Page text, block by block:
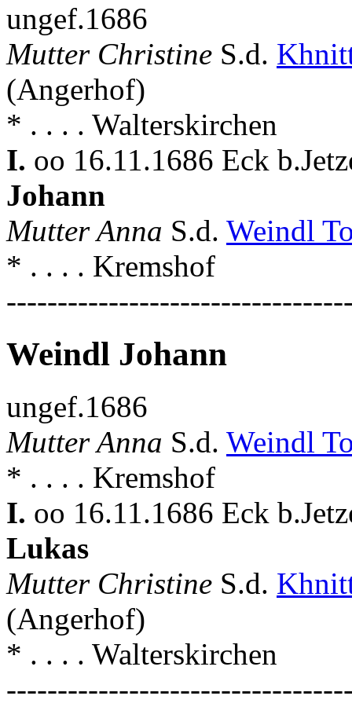
ungef.1686
Mutter Christine S.d.
(Angerhof)
* . . . . Walterskirchen
I. oo 16.11.1686 Eck
Johann
Mutter Anna S.d. Weindl
* . . . . Kremshof
Weindl Johann
ungef.1686
Mutter Anna S.d. Weindl
* . . . . Kremshof
I. oo 16.11.1686 Eck
Lukas
Mutter Christine S.d.
(Angerhof)
* . . . . Walterskirchen